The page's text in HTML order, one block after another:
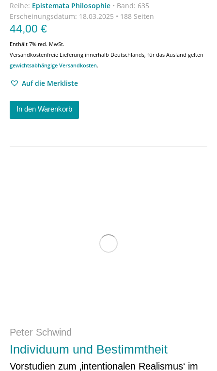
Reihe: Epistemata Philosophie • Band: 635
Erscheinungsdatum: 18.03.2025 • 188 Seiten
44,00 €
Enthält 7% red. MwSt.
Versandkostenfreie Lieferung innerhalb Deutschlands, für das Ausland gelten
gewichtsabhängige Versandkosten.
Auf die Merkliste
In den Warenkorb
Peter Schwind
Individuum und Bestimmtheit
Vorstudien zum ‚intentionalen Realismus‘ im